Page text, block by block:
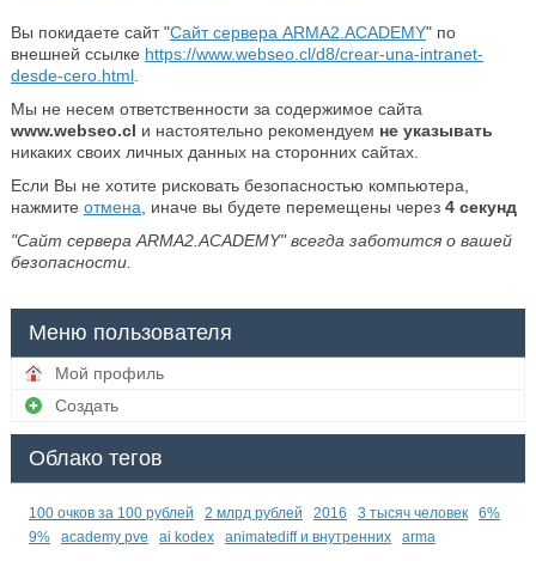
Вы покидаете сайт "Сайт сервера ARMA2.ACADEMY" по
внешней ссылке https://www.webseo.cl/d8/crear-una-intranet-
desde-cero.html.
Мы не несем ответственности за содержимое сайта
www.webseo.cl и настоятельно рекомендуем не указывать
никаких своих личных данных на сторонних сайтах.
Если Вы не хотите рисковать безопасностью компьютера,
нажмите отмена , иначе вы будете перемещены через 4секунд
"Сайт сервера ARMA2.ACADEMY" всегда заботится о вашей
безопасности.
Меню пользователя
Мой профиль
Создать
Облако тегов
100 очков за 100 рублей 2 млрд рублей 2016 3 тысяч человек
6%
9%
academy pve ai kodex animatediff и внутренних arma